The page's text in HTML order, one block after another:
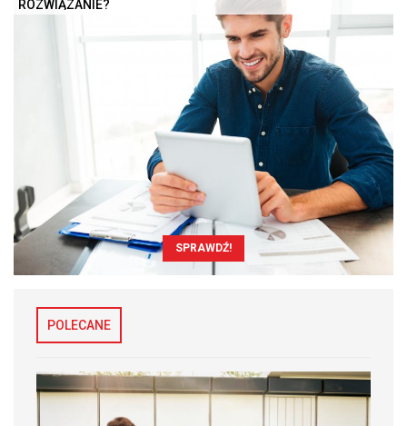
ROZWIĄZANIE?
SPRAWDŹ!
POLECANE